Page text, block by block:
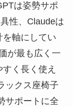
は姿勢サポ
性、Claudeは
軸にしてい
が最も広く一
く長く使え
ックス座椅子
サポートに全